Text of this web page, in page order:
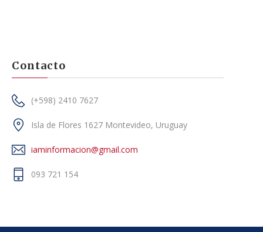
Contacto
(+598) 2410 7627
Isla de Flores 1627 Montevideo, Uruguay
iaminformacion@gmail.com
093 721 154